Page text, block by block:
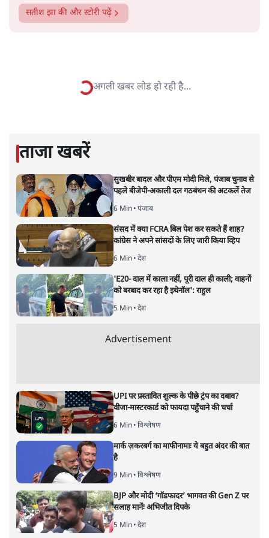
विश्लेषणात्मक और मानवीय स्वरों में से एक हैं। शिक्षा, समाज,
नतीजों पर परदे डालता घोषणा प्रधान
बजट!
यह बजट नीतिगत नतीजों से ज़्यादा घोषणाओं पर टिका क्यों दिखता
है? आंकड़ों, ज़मीनी हकीकत और वादों के बीच घोषणा-प्रधान बजट
की आलोचनात्मक पड़ताल।
केंद्रीय वित्तमंत्री निर्मला सीतारमण द्वारासंसद में प्रस्तुत साल
2026—27 का केंद्रीय बजट बीजेपी और प्रधानमंत्री नरेंद्र मोदी